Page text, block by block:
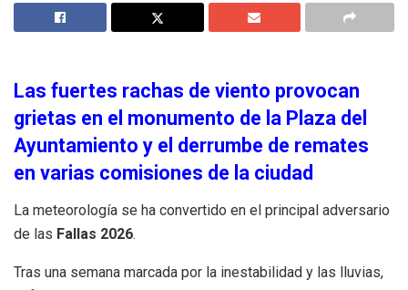
Las fuertes rachas de viento provocan
grietas en el monumento de la Plaza del
Ayuntamiento y el derrumbe de remates
en varias comisiones de la ciudad
La meteorología se ha convertido en el principal adversario
de las Fallas 2026.
Tras una semana marcada por la inestabilidad y las lluvias,